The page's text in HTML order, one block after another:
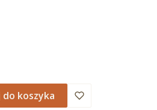
do koszyka